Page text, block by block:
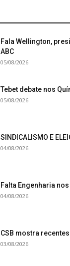
Fala Wellington,
ABC
05/08/2026
Tebet debate nos
05/08/2026
SINDICALISMO E
04/08/2026
Falta Engenharia
04/08/2026
CSB mostra
03/08/2026